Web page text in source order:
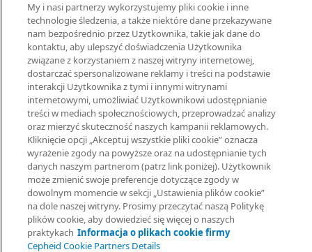
UMOWY
Umowa o przetwarzaniu danych
Społeczności partnerów
Information Security Terms and Conditions
© 2026 Cepheid. Cepheid®, logo Cepheid, GeneXpert®, Xpert® i
I-CORE® to znaki towarowe spółki Cepheid, zarejestrowane w
USA i w innych krajach.
My i nasi partnerzy wykorzystujemy pliki cookie i inne
technologie śledzenia, a także niektóre dane przekazywane
nam bezpośrednio przez Użytkownika, takie jak dane do
kontaktu, aby ulepszyć doświadczenia Użytkownika
związane z korzystaniem z naszej witryny internetowej,
dostarczać spersonalizowane reklamy i treści na podstawie
interakcji Użytkownika z tymi i innymi witrynami
internetowymi, umożliwiać Użytkownikowi udostępnianie
treści w mediach społecznościowych, przeprowadzać analizy
oraz mierzyć skuteczność naszych kampanii reklamowych.
Kliknięcie opcji „Akceptuj wszystkie pliki cookie” oznacza
wyrażenie zgody na powyższe oraz na udostępnianie tych
danych naszym partnerom (patrz link poniżej). Użytkownik
może zmienić swoje preferencje dotyczące zgody w
dowolnym momencie w sekcji „Ustawienia plików cookie”
na dole naszej witryny. Prosimy przeczytać naszą Politykę
plików cookie, aby dowiedzieć się więcej o naszych
praktykach Informacja o plikach cookie firmy
Cepheid Cookie Partners Details